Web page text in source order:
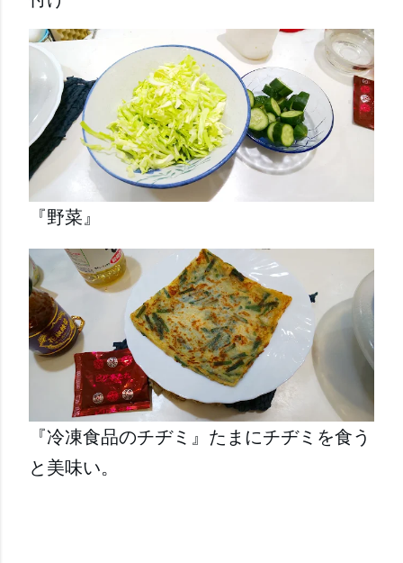
『野菜』
『冷凍食品のチヂミ』たまにチヂミを食う
と美味い。